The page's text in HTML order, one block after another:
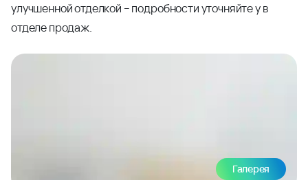
улучшенной отделкой – подробности уточняйте у в
отделе продаж.
Галерея